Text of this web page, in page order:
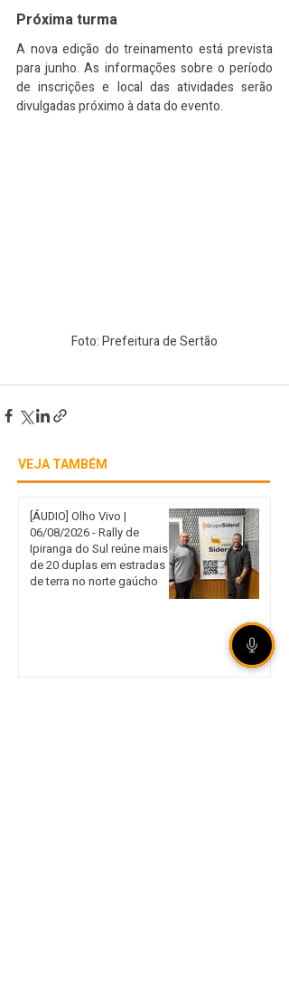
Próxima turma
A nova edição do treinamento está prevista
para junho. As informações sobre o período
de inscrições e local das atividades serão
divulgadas próximo à data do evento.
Foto: Prefeitura de Sertão
VEJA TAMBÉM
[ÁUDIO] Olho Vivo |
06/08/2026 - Rally de
Ipiranga do Sul reúne mais
de 20 duplas em estradas
de terra no norte gaúcho